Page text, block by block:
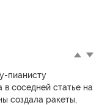
пианисту
в соседней статье на
создала ракеты,